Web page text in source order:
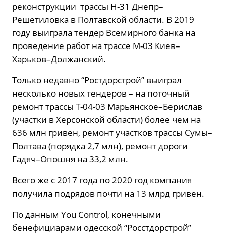
реконструкции трассы Н-31 Днепр–
Решетиловка в Полтавской области. В 2019
году выиграла тендер Всемирного банка на
проведение работ на трассе М-03 Киев–
Харьков–Должанский.
Только недавно “Ростдорстрой” выиграл
несколько новых тендеров – на поточный
ремонт трассы Т-04-03 Марьянское–Берислав
(участки в Херсонской области) более чем на
636 млн гривен, ремонт участков трассы Сумы–
Полтава (порядка 2,7 млн), ремонт дороги
Гадяч–Опошня на 33,2 млн.
Всего же с 2017 года по 2020 год компания
получила подрядов почти на 13 млрд гривен.
По данным You Control, конечными
бенефициарами одесской “Росстдорстрой”